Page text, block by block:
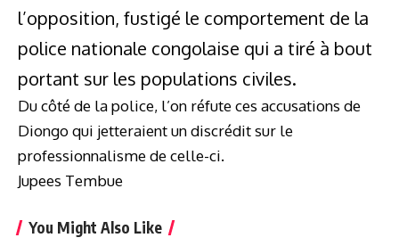
l’opposition, fustigé le comportement de la
police nationale congolaise qui a tiré à bout
portant sur les populations civiles.
Du côté de la police, l’on réfute ces accusations de
Diongo qui jetteraient un discrédit sur le
professionnalisme de celle-ci.
Jupees Tembue
You Might Also Like